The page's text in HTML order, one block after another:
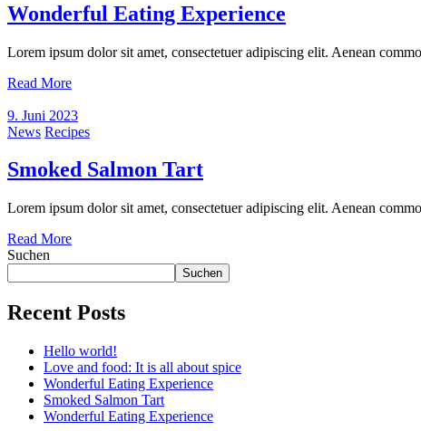
Wonderful Eating Experience
Lorem ipsum dolor sit amet, consectetuer adipiscing elit. Aenean
Read More
9. Juni 2023
News Recipes
Smoked Salmon Tart
Lorem ipsum dolor sit amet, consectetuer adipiscing elit. Aenean
Read More
Suchen
Suchen
Recent Posts
Hello world!
Love and food: It is all about spice
Wonderful Eating Experience
Smoked Salmon Tart
Wonderful Eating Experience